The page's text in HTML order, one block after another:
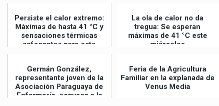
Persiste el calor extremo:
Máximas de hasta 41 °C y
sensaciones térmicas
sofocantes para este
La ola de calor no da
tregua: Se esperan
máximas de 41 °C este
miércoles
Germán González,
representante joven de la
Asociación Paraguaya de
Enfermería, convoca a la
Feria de la Agricultura
Familiar en la explanada de
Venus Media